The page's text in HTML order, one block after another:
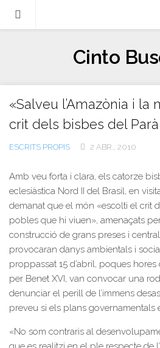
Llibres
Escrits-articles
Notícies
Castellano
Italiano
English
Contacte
Cinto
«Salveu l’Amazònia i la
crit dels bisbes del Parà
ESCRITS PROPIS 2 ABR., 2010
Amb veu forta i clara, els catorze
eclesiàstica Nord II del Brasil, en
demanat que el món «escolti el crit
pobles que hi viuen», amenaçats
construcció de grans preses i
provocaran danys ambientals i
proppassat 15 d’abril, poques
per Benet XVI, van convocar una
denunciar el perill de l’immens
preveu si els plans governamentals
«No som contraris al